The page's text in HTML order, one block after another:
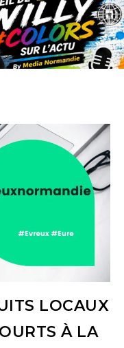
LOCAUX
À LA